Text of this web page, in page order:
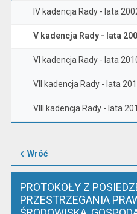
IV kadencja Rady - lata
V kadencja Rady - lata
VI kadencja Rady - lata
VII kadencja Rady - lata
VIII kadencja Rady - lata
Wróć
PROTOKOŁY Z
PRZESTRZEGANIA